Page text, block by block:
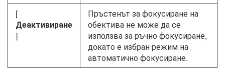
[
Деактивиране
]
Пръстенът за фокусиране на
обектива не може да се
използва за ръчно фокусиране,
докато е избран режим на
автоматично фокусиране.